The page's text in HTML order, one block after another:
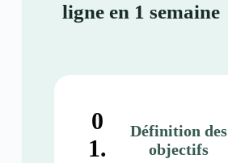
ligne en 1 semaine
0
1.
Définition des
objectifs